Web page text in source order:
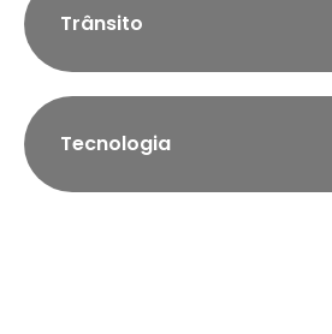
Trânsito
Tecnologia